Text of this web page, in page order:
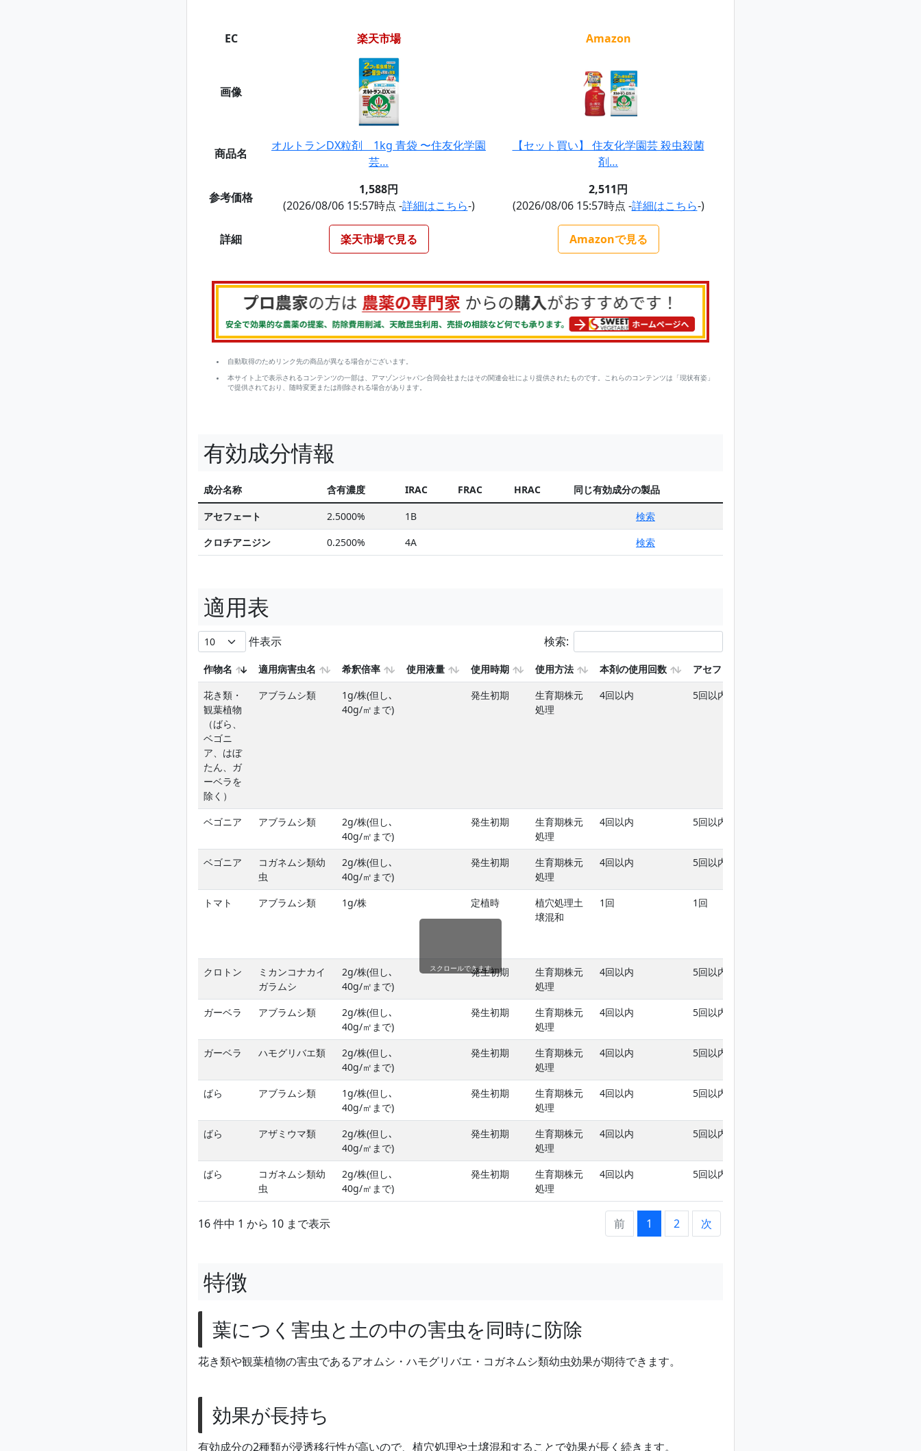
EC 楽天市場 Amazon
画像
商品名
オルトランDX粒剤 1kg 青袋 〜住友化学園
芸…
【セット買い】 住友化学園芸 殺虫殺菌
剤…
参考価格
1,588円
(2026/08/06 15:57時点 -詳細はこちら-)
2,511円
(2026/08/06 15:57時点 -詳細はこちら-)
詳細 楽天市場で見る Amazonで見る
自動取得のためリンク先の商品が異なる場合がございます。
本サイト上で表示されるコンテンツの一部は、アマゾンジャパン合同会社またはその関連会社により提供されたものです。これらのコンテンツは「現状有姿」
で提供されており、随時変更または削除される場合があります。
有効成分情報
成分名称 含有濃度 IRAC FRAC HRAC 同じ有効成分の製品
アセフェート 2.5000% 1B
検索
クロチアニジン
0.2500% 4A 検索
適用表
件表示 検索:
作物名 適用病害虫名 希釈倍率 使用液量 使用時期 使用方法 本剤の使用回数 アセフェートを含む使用回数
花き類・
観葉植物
（ばら、
ベゴニ
ア、はぼ
たん、ガ
ーベラを
除く）
アブラムシ類
1g/株(但し､
40g/㎡まで)
発生初期
生育期株元
処理
4回以内 5回以内
ベゴニア アブラムシ類
2g/株(但し､
40g/㎡まで)
発生初期
生育期株元
処理
4回以内 5回以内
ベゴニア
コガネムシ類幼
虫
2g/株(但し､
40g/㎡まで)
発生初期
生育期株元
処理
4回以内 5回以内
トマト アブラムシ類 1g/株 定植時
植穴処理土
壌混和
1回 1回
クロトン
ミカンコナカイ
ガラムシ
2g/株(但し､
40g/㎡まで)
発生初期
生育期株元
処理
4回以内 5回以内
ガーベラ アブラムシ類
2g/株(但し､
40g/㎡まで)
発生初期
生育期株元
処理
4回以内 5回以内
ガーベラ ハモグリバエ類
2g/株(但し､
40g/㎡まで)
発生初期
生育期株元
処理
4回以内 5回以内
ばら アブラムシ類
1g/株(但し､
40g/㎡まで)
発生初期
生育期株元
処理
4回以内 5回以内
ばら アザミウマ類
2g/株(但し､
40g/㎡まで)
発生初期
生育期株元
処理
4回以内 5回以内
ばら
コガネムシ類幼
虫
2g/株(但し､
40g/㎡まで)
発生初期
生育期株元
処理
4回以内 5回以内
16 件中 1 から 10 まで表示 前 1 2 次
スクロールできます
特徴
葉につく害虫と土の中の害虫を同時に防除
花き類や観葉植物の害虫であるアオムシ・ハモグリバエ・コガネムシ類幼虫効果が期待できます。
効果が長持ち
有効成分の2種類が浸透移行性が高いので、植穴処理や土壌混和することで効果が長く続きます。